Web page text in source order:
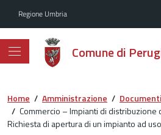
Regione Umbria
Comune di
Home / Amministrazione /
/ Commercio – Impianti di
Richiesta di apertura di un impianto ad